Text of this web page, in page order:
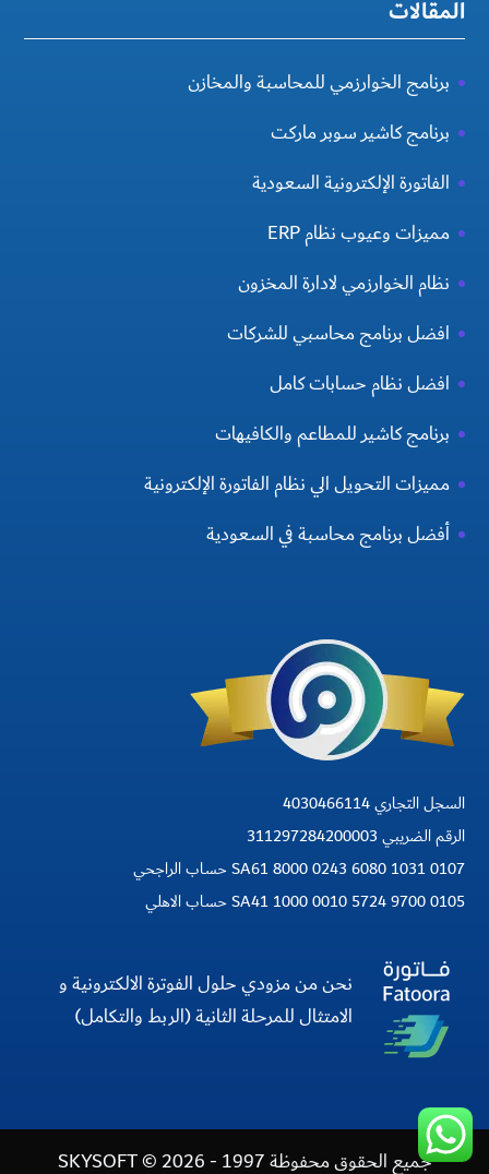
المقالات
برنامج الخوارزمي للمحاسبة والمخازن
برنامج كاشير سوبر ماركت
الفاتورة الإلكترونية السعودية
مميزات وعيوب نظام ERP
نظام الخوارزمي لادارة المخزون
افضل برنامج محاسبي للشركات
افضل نظام حسابات كامل
برنامج كاشير للمطاعم والكافيهات
مميزات التحويل الي نظام الفاتورة الإلكترونية
أفضل برنامج محاسبة في السعودية
السجل التجاري 4030466114
الرقم الضريبي 311297284200003
SA61 8000 0243 6080 1031 0107 حساب الراجحي
SA41 1000 0010 5724 9700 0105 حساب الاهلي
نحن من مزودي حلول الفوترة الالكترونية و
الامتثال للمرحلة الثانية (الربط والتكامل)
جميع الحقوق محفوظة 1997 - 2026 © SKYSOFT